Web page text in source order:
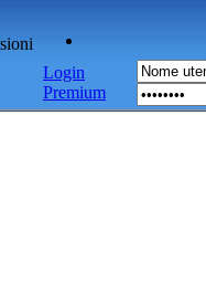
Login
Premium